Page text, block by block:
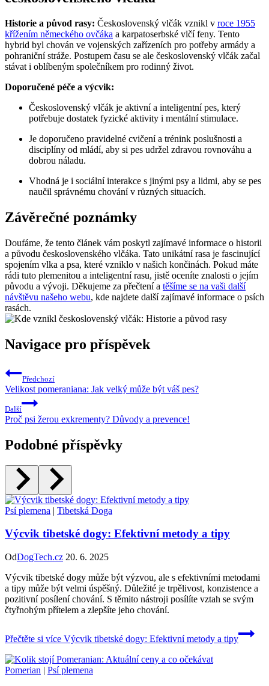
Historie a původ rasy: Československý vlčák vznikl v roce 1955
křížením německého ovčáka a karpatoserbské vlčí feny. Tento
hybrid byl chován ve vojenských zařízeních pro potřeby armády a
pohraniční stráže. Postupem času se ale československý vlčák začal
stávat i oblíbeným společníkem pro rodinný život.
Doporučené péče a výcvik:
Československý vlčák je aktivní a inteligentní pes, který
potřebuje dostatek fyzické aktivity i mentální stimulace.
Je doporučeno pravidelné cvičení a trénink poslušnosti a
disciplíny od mládí, aby si pes udržel zdravou rovnováhu a
dobrou náladu.
Vhodná je i sociální interakce s jinými psy a lidmi, aby se pes
naučil správnému chování v různých situacích.
Závěrečné poznámky
Doufáme, že tento článek vám poskytl zajímavé informace o historii
a původu československého vlčáka. Tato unikátní rasa je fascinující
spojením vlka a psa, které vzniklo v našich končinách. Pokud máte
rádi tuto plemenitou a inteligentní rasu, jistě oceníte znalosti o jejím
původu a vývoji. Děkujeme za přečtení a těšíme se na vaši další
návštěvu našeho webu, kde najdete další zajímavé informace o psích
rasách.
Navigace pro příspěvek
Předchozí
Velikost pomeraniana: Jak velký může být váš pes?
Další
Proč psi žerou exkrementy? Důvody a prevence!
Podobné příspěvky
Psí plemena | Tibetská Doga
Výcvik tibetské dogy: Efektivní metody a tipy
OdDogTech.cz 20. 6. 2025
Výcvik tibetské dogy může být výzvou, ale s efektivními metodami
a tipy může být velmi úspěšný. Důležité je trpělivost, konzistence a
pozitivní posílení chování. S těmito nástroji posílíte vztah se svým
čtyřnohým přítelem a zlepšíte jeho chování.
Přečtěte si více Výcvik tibetské dogy: Efektivní metody a tipy
Pomerian | Psí plemena